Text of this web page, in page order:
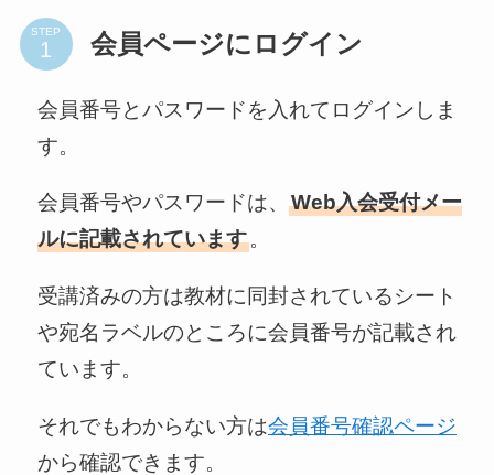
STEP 会員ページにログイン
会員番号とパスワードを入れてログインしま
す。
会員番号やパスワードは、 Web入会受付メー
ルに記載されています。
受講済みの方は教材に同封されているシート
や宛名ラベルのところに会員番号が記載され
ています。
それでもわからない方は会員番号確認ページ
から確認できます。